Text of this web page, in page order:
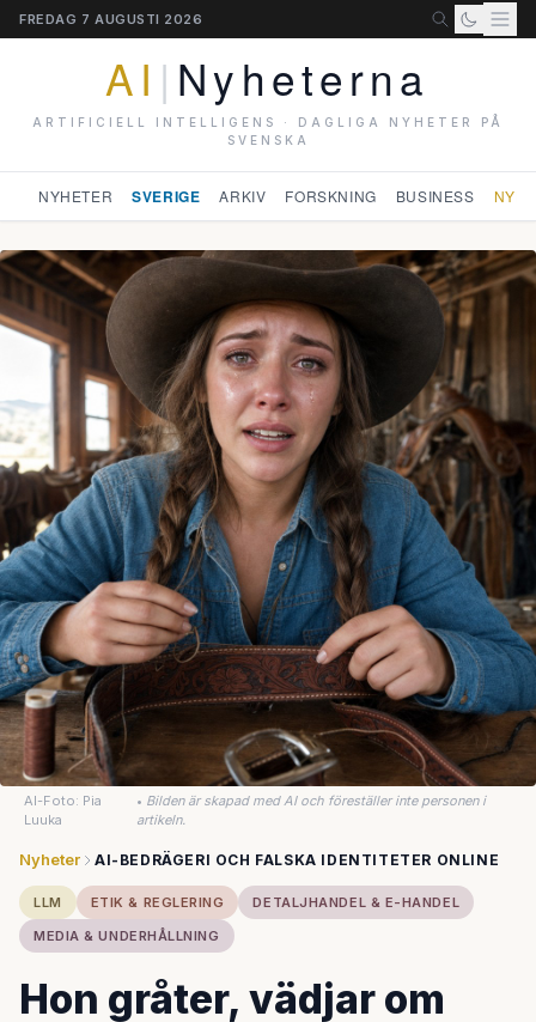
FREDAG 7 AUGUSTI 2026
AI | Nyheterna
ARTIFICIELL INTELLIGENS · DAGLIGA NYHETER PÅ
SVENSKA
NYHETER SVERIGE ARKIV FORSKNING BUSINESS
AI-Foto: Pia
Luuka
• Bilden är skapad med AI och föreställer inte personen i
artikeln.
Nyheter AI-BEDRÄGERI OCH FALSKA IDENTITETER ONLINE
LLM ETIK & REGLERING
DETALJHANDEL & E-HANDEL
MEDIA & UNDERHÅLLNING
Hon gråter, vädjar om